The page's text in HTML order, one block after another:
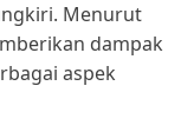
Menurut
dampak
aspek